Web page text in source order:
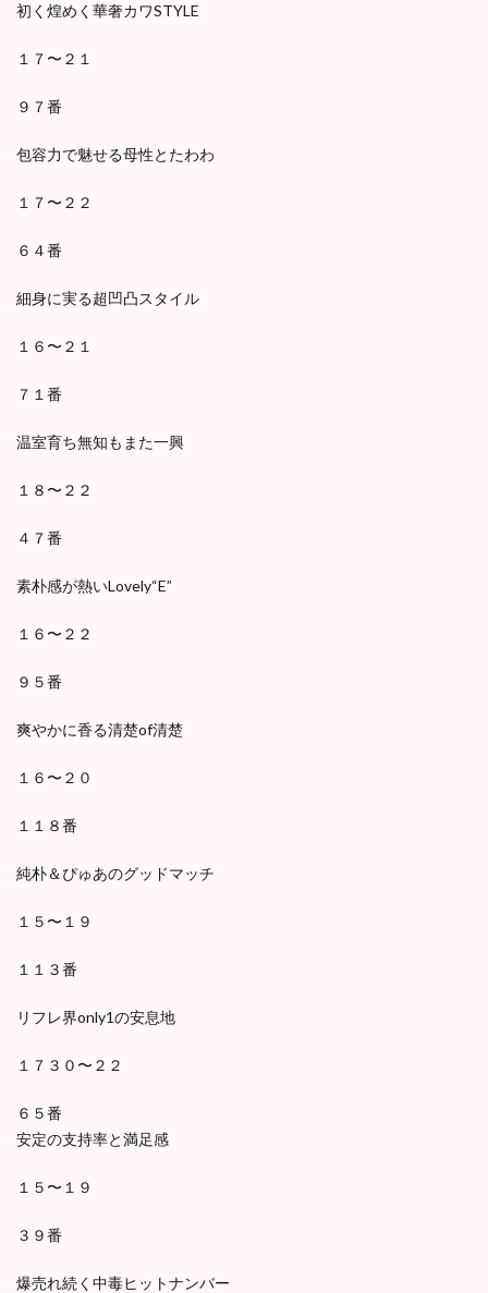
初く煌めく華奢カワSTYLE
１７〜２１
９７番
包容力で魅せる母性とたわわ
１７〜２２
６４番
細身に実る超凹凸スタイル
１６〜２１
７１番
温室育ち無知もまた一興
１８〜２２
４７番
素朴感が熱いLovely“E”
１６〜２２
９５番
爽やかに香る清楚of清楚
１６〜２０
１１８番
純朴＆ぴゅあのグッドマッチ
１５〜１９
１１３番
リフレ界only1の安息地
１７３０〜２２
６５番
安定の支持率と満足感
１５〜１９
３９番
爆売れ続く中毒ヒットナンバー